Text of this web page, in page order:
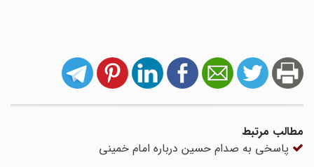
مطالب مرتبط
پاسخی به صدام حسین درباره امام خمینی